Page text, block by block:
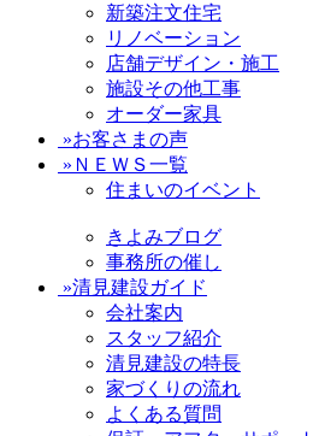
新築注文住宅
リノベーション
店舗デザイン・施工
施設その他工事
オーダー家具
»お客さまの声
»ＮＥＷＳ一覧
住まいのイベント
きよみブログ
事務所の催し
»清見建設ガイド
会社案内
スタッフ紹介
清見建設の特長
家づくりの流れ
よくある質問